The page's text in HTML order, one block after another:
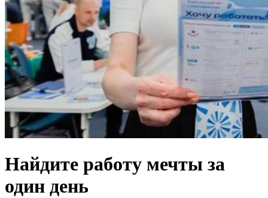
Найдите работу мечты за
один день